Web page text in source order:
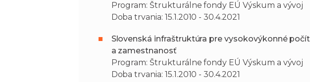
Program: Štrukturálne fondy EÚ Výskum a vývoj
Doba trvania: 15.1.2010 - 30.4.2021
Slovenská infraštruktúra pre vysokovýkonné
a zamestnanosť
Program: Štrukturálne fondy EÚ Výskum a vývoj
Doba trvania: 15.1.2010 - 30.4.2021